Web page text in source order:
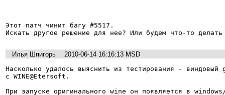
Этот патч чинит багу #5517.
Илья Шпигорь
2010-06-14 16:16:13 MSD
Насколько удалось выяснить из тестирования -
с WINE@Etersoft.
При запуске оригинального wine он появляется в